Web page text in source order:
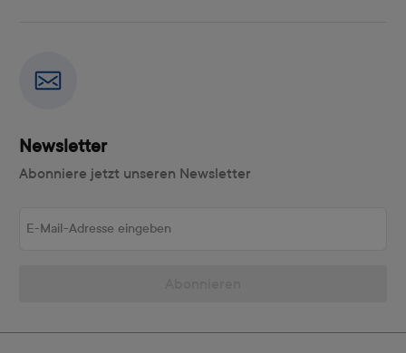
Newsletter
Abonniere jetzt unseren Newsletter